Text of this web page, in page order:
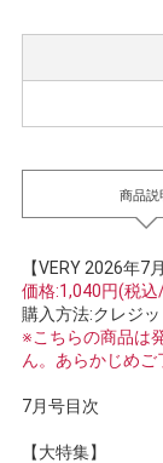
商品説
【VERY 2026年7
価格:1,040円(税
購入方法:クレジ
※こちらの商品は
ん。あらかじめ
7月号目次
【大特集】